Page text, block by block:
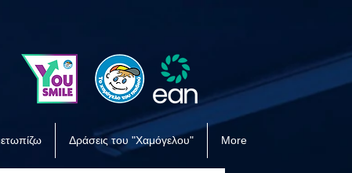
Δράσεις του "Χαμόγελου" More